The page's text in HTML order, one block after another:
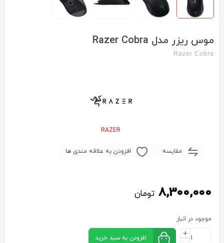
موس ریزر مدل Razer Cobra
Razer Cobra
RAZER
مقایسه افزودن به علاقه مندی ها
8,300,000 تومان
موجود در انبار
افزودن به سبد خرید